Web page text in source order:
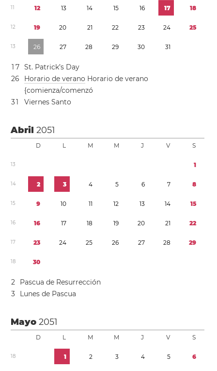
11 12 13 14 15 16 17 18
12 19 20 21 22 23 24 25
13 26 27 28 29 30 31
1 7 St. Patrick’s Day
26 Horario de verano Horario de verano
{comienza/comenzó
31 Viernes Santo
Abril2051
D L M M J V S
13 1
14 2 3 4 5 6 7 8
15 9 10 11 12 13 14 15
16 16 17 18 19 20 21 22
17 23 24 25 26 27 28 29
18 30
2
Pascua de Resurrección
3
Lunes de Pascua
Mayo2051
D L M M J V S
18 1 2 3 4 5 6